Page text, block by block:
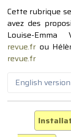
Cette rubrique
avez des
Louise-
revue.fr ou
revue.fr
English version